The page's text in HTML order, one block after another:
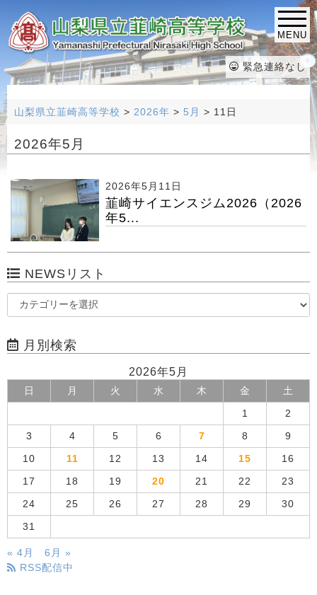
MENU
緊急連絡なし
山梨県立韮崎高等学校 > 2026年 > 5月 > 11日
2026年5月
2026年5月11日
韮崎サイエンスジム2026（2026
年5...
NEWSリスト
月別検索
2026年5月
日 月 火 水 木 金 土
1 2
3 4 5 6 7 8 9
10 11 12 13 14 15 16
17 18 19 20 21 22 23
24 25 26 27 28 29 30
31
« 4月
6月 »
RSS配信中